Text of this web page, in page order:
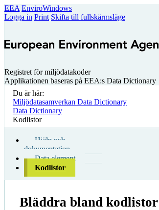
EEA EnviroWindows
Logga in Print Skifta till fullskärmsläge
Registret för miljödatakoder
Applikationen baseras på EEA:s Data Dictionary
Du är här:
Miljödatasamverkan Data Dictionary
Data Dictionary
Kodlistor
Hjälp och
dokumentation
Data element
Kodlistor
Bläddra bland kodlistor